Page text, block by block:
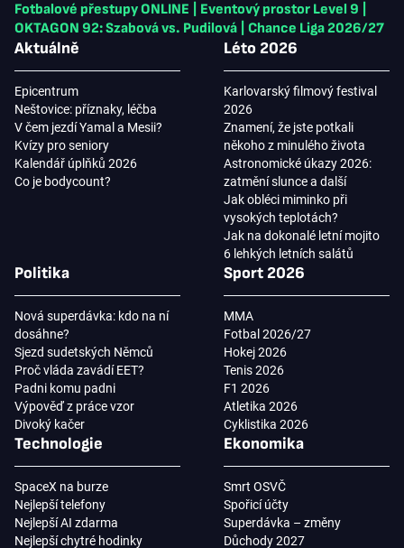
Fotbalové přestupy ONLINE
Eventový prostor Level 9
OKTAGON 92: Szabová vs. Pudilová
Chance Liga 2026/27
Aktuálně
Epicentrum
Neštovice: příznaky, léčba
V čem jezdí Yamal a Mesii?
Kvízy pro seniory
Kalendář úplňků 2026
Co je bodycount?
Léto 2026
Karlovarský filmový festival
2026
Znamení, že jste potkali
někoho z minulého života
Astronomické úkazy 2026:
zatmění slunce a další
Jak obléci miminko při
vysokých teplotách?
Jak na dokonalé letní mojito
6 lehkých letních salátů
Politika
Nová superdávka: kdo na ní
dosáhne?
Sjezd sudetských Němců
Proč vláda zavádí EET?
Padni komu padni
Výpověď z práce vzor
Divoký kačer
Sport 2026
MMA
Fotbal 2026/27
Hokej 2026
Tenis 2026
F1 2026
Atletika 2026
Cyklistika 2026
Technologie
SpaceX na burze
Nejlepší telefony
Nejlepší AI zdarma
Nejlepší chytré hodinky
Ekonomika
Smrt OSVČ
Spořicí účty
Superdávka – změny
Důchody 2027